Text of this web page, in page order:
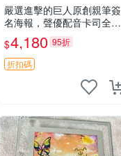
嚴選進擊的巨人原創親筆簽
名海報，聲優配音卡司全集
收藏推薦 艾倫、三笠、阿
明、埃爾文巨細靡遺肖像照
$4,180 95折
折扣碼